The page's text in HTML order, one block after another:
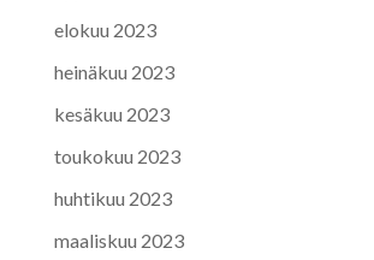
elokuu 2023
heinäkuu 2023
kesäkuu 2023
toukokuu 2023
huhtikuu 2023
maaliskuu 2023